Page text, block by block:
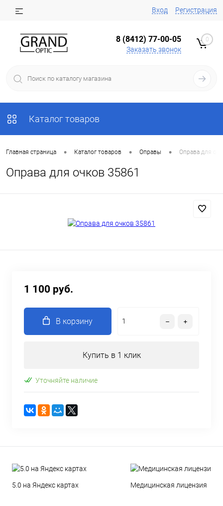
Вход Регистрация
8 (8412) 77-00-05
Заказать звонок
0
Каталог товаров
Главная страница • Каталог товаров • Оправы • Оправа для
Оправа для очков 35861
1 100 руб.
В корзину
Купить в 1 клик
Уточняйте наличие
5.0 на Яндекс картах Медицинская лицензия